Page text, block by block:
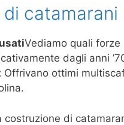
catamarani
Vediamo quali forze
dagli anni
Offrivano ottimi
di